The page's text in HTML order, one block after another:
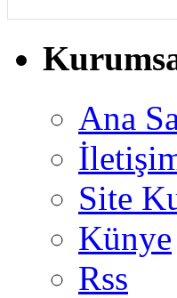
Ana
Site
Künye
Rss